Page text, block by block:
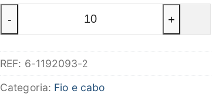
de
Primário
44A0111-
- +
REF: 6-1192093-2
Categoria: Fio e cabo